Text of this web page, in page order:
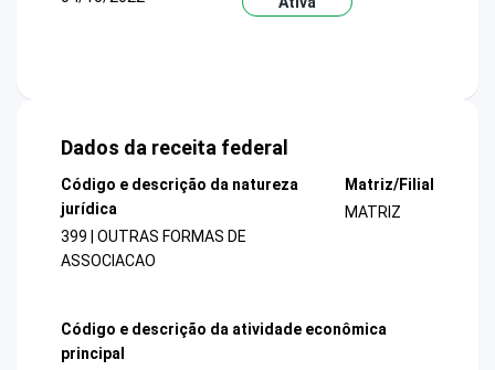
Dados da receita federal
Código e descrição da natureza
jurídica
399 | OUTRAS FORMAS DE
ASSOCIACAO
Matriz/Filial
MATRIZ
Código e descrição da atividade econômica
principal